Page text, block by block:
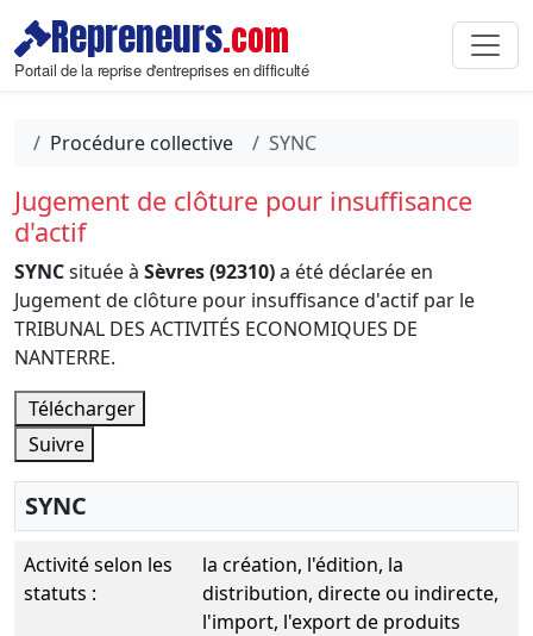
Repreneurs.com
Portail de la reprise d'entreprises en difficulté
Procédure collective SYNC
Jugement de clôture pour insuffisance
d'actif
SYNCsituée à Sèvres (92310)a été déclarée en
Jugement de clôture pour insuffisance d'actif par le
TRIBUNAL DES ACTIVITÉS ECONOMIQUES DE
NANTERRE.
Télécharger
Suivre
SYNC
Activité selon les
statuts :
la création, l'édition, la
distribution, directe ou indirecte,
l'import, l'export de produits